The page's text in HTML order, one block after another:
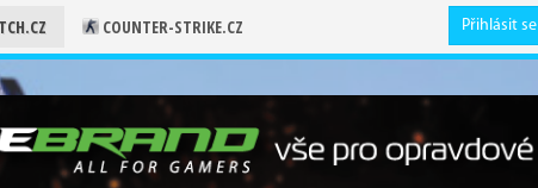
COUNTER-STRIKE.CZ Přihlásit se